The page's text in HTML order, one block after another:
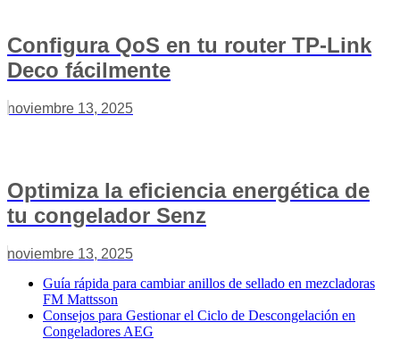
Configura QoS en tu router TP-Link
Deco fácilmente
noviembre 13, 2025
Optimiza la eficiencia energética de
tu congelador Senz
noviembre 13, 2025
Guía rápida para cambiar anillos de sellado en mezcladoras
FM Mattsson
Consejos para Gestionar el Ciclo de Descongelación en
Congeladores AEG